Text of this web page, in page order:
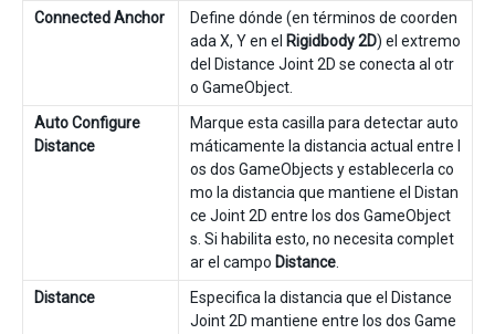
Connected Anchor
Define dónde (en términos de coorden
ada X, Y en el Rigidbody 2D) el extremo
del Distance Joint 2D se conecta al otr
o GameObject.
Auto Configure
Distance
Marque esta casilla para detectar auto
máticamente la distancia actual entre l
os dos GameObjects y establecerla co
mo la distancia que mantiene el Distan
ce Joint 2D entre los dos GameObject
s. Si habilita esto, no necesita complet
ar el campo Distance.
Distance
Especifica la distancia que el Distance
Joint 2D mantiene entre los dos Game